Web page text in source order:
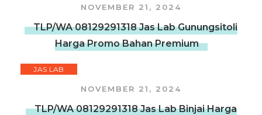
NOVEMBER 21, 2024
TLP/WA 08129291318 Jas Lab Gunungsitoli
Harga Promo Bahan Premium
JAS LAB
NOVEMBER 21, 2024
TLP/WA 08129291318 Jas Lab Binjai Harga